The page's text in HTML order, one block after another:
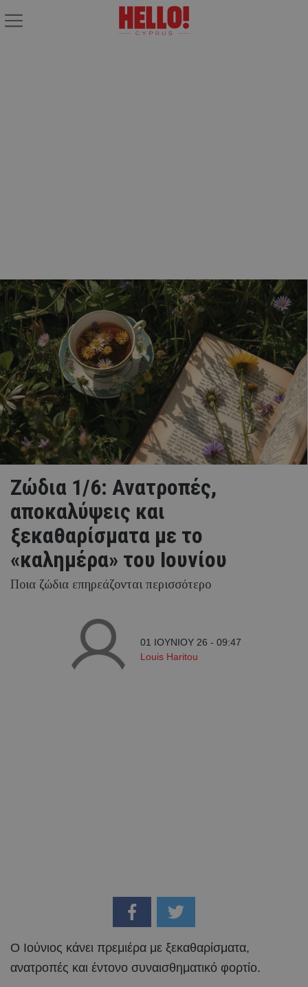
Ζώδια 1/6: Ανατροπές,
αποκαλύψεις και
ξεκαθαρίσματα με το
«καλημέρα» του Ιουνίου
Ποια ζώδια επηρεάζονται περισσότερο
01 ΙΟΥΝΙΟΥ 26 - 09:47
Louis Haritou
Ο Ιούνιος κάνει πρεμιέρα με ξεκαθαρίσματα,
ανατροπές και έντονο συναισθηματικό φορτίο.